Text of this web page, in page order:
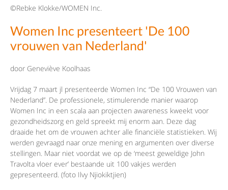
©Rebke Klokke/WOMEN Inc.
Women Inc presenteert 'De 100
vrouwen van Nederland'
door Geneviève Koolhaas
Vrijdag 7 maart jl presenteerde Women Inc “De 100 Vrouwen van
Nederland”. De professionele, stimulerende manier waarop
Women Inc in een scala aan projecten awareness kweekt voor
gezondheidszorg en geld spreekt mij enorm aan. Deze dag
draaide het om de vrouwen achter alle financiële statistieken. Wij
werden gevraagd naar onze mening en argumenten over diverse
stellingen. Maar niet voordat we op de ‘meest geweldige John
Travolta vloer ever’ bestaande uit 100 vakjes werden
gepresenteerd. (foto Ilvy Njiokiktjien)